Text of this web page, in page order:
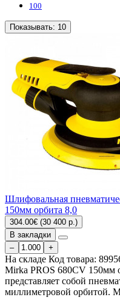
100
Показывать: 10
Шлифовальная
150мм орбита 8,0
304.00€ (30 400 р.)
В закладки
–
+
На складе Код товара:
Mirka PROS 680CV 150мм
представляет собой
миллиметровой орбитой.